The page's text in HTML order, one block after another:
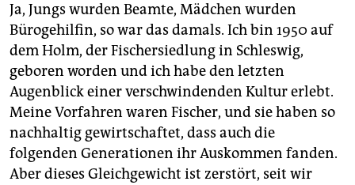
Ja, Jungs wurden Beamte, Mädchen wurden
Bürogehilfin, so war das damals. Ich bin 1950 auf
dem Holm, der Fischersiedlung in Schleswig,
geboren worden und ich habe den letzten
Augenblick einer verschwindenden Kultur erlebt.
Meine Vorfahren waren Fischer, und sie haben so
nachhaltig gewirtschaftet, dass auch die
folgenden Generationen ihr Auskommen fanden.
Aber dieses Gleichgewicht ist zerstört, seit wir